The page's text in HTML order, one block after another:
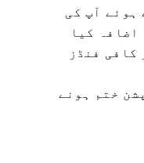
ہوئے آپ کی
کاری کی رقم میں 30% اضافہ کیا
کافی فنڈز
4 وقت تک آپشن ختم ہونے